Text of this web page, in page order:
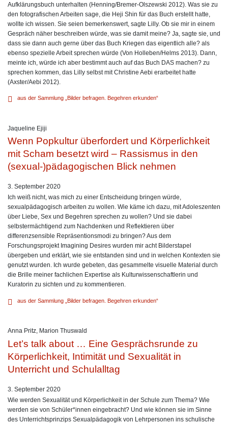
Aufklärungsbuch unterhalten (Henning/Bremer-Olszewski 2012). Was sie zu
den fotografischen Arbeiten sage, die Heji Shin für das Buch erstellt hatte,
wollte ich wissen. Sie seien bemerkenswert, sagte Lilly. Ob sie mir in einem
Gespräch näher beschreiben würde, was sie damit meine? Ja, sagte sie, und
dass sie dann auch gerne über das Buch Kriegen das eigentlich alle? als
ebenso spezielle Arbeit sprechen würde (Von Holleben/Helms 2013). Dann,
meinte ich, würde ich aber bestimmt auch auf das Buch DAS machen? zu
sprechen kommen, das Lilly selbst mit Christine Aebi erarbeitet hatte
(Axster/Aebi 2012).
aus der Sammlung „Bilder befragen. Begehren erkunden“
Jaqueline Ejiji
Wenn Popkultur überfordert und Körperlichkeit
mit Scham besetzt wird – Rassismus in den
(sexual-)pädagogischen Blick nehmen
3. September 2020
Ich weiß nicht, was mich zu einer Entscheidung bringen würde,
sexualpädagogisch arbeiten zu wollen. Wie käme ich dazu, mit Adoleszenten
über Liebe, Sex und Begehren sprechen zu wollen? Und sie dabei
selbstermächtigend zum Nachdenken und Reflektieren über
differenzsensible Repräsentionsmodi zu bringen? Aus dem
Forschungsprojekt Imagining Desires wurden mir acht Bilderstapel
übergeben und erklärt, wie sie entstanden sind und in welchen Kontexten sie
genutzt wurden. Ich wurde gebeten, das gesammelte visuelle Material durch
die Brille meiner fachlichen Expertise als Kulturwissenschaftlerin und
Kuratorin zu sichten und zu kommentieren.
aus der Sammlung „Bilder befragen. Begehren erkunden“
Anna Pritz, Marion Thuswald
Let’s talk about … Eine Gesprächsrunde zu
Körperlichkeit, Intimität und Sexualität in
Unterricht und Schulalltag
3. September 2020
Wie werden Sexualität und Körperlichkeit in der Schule zum Thema? Wie
werden sie von Schüler*innen eingebracht? Und wie können sie im Sinne
des Unterrichtsprinzips Sexualpädagogik von Lehrpersonen ins schulische